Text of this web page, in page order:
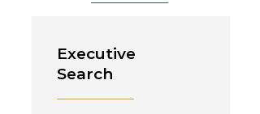
Executive
Search